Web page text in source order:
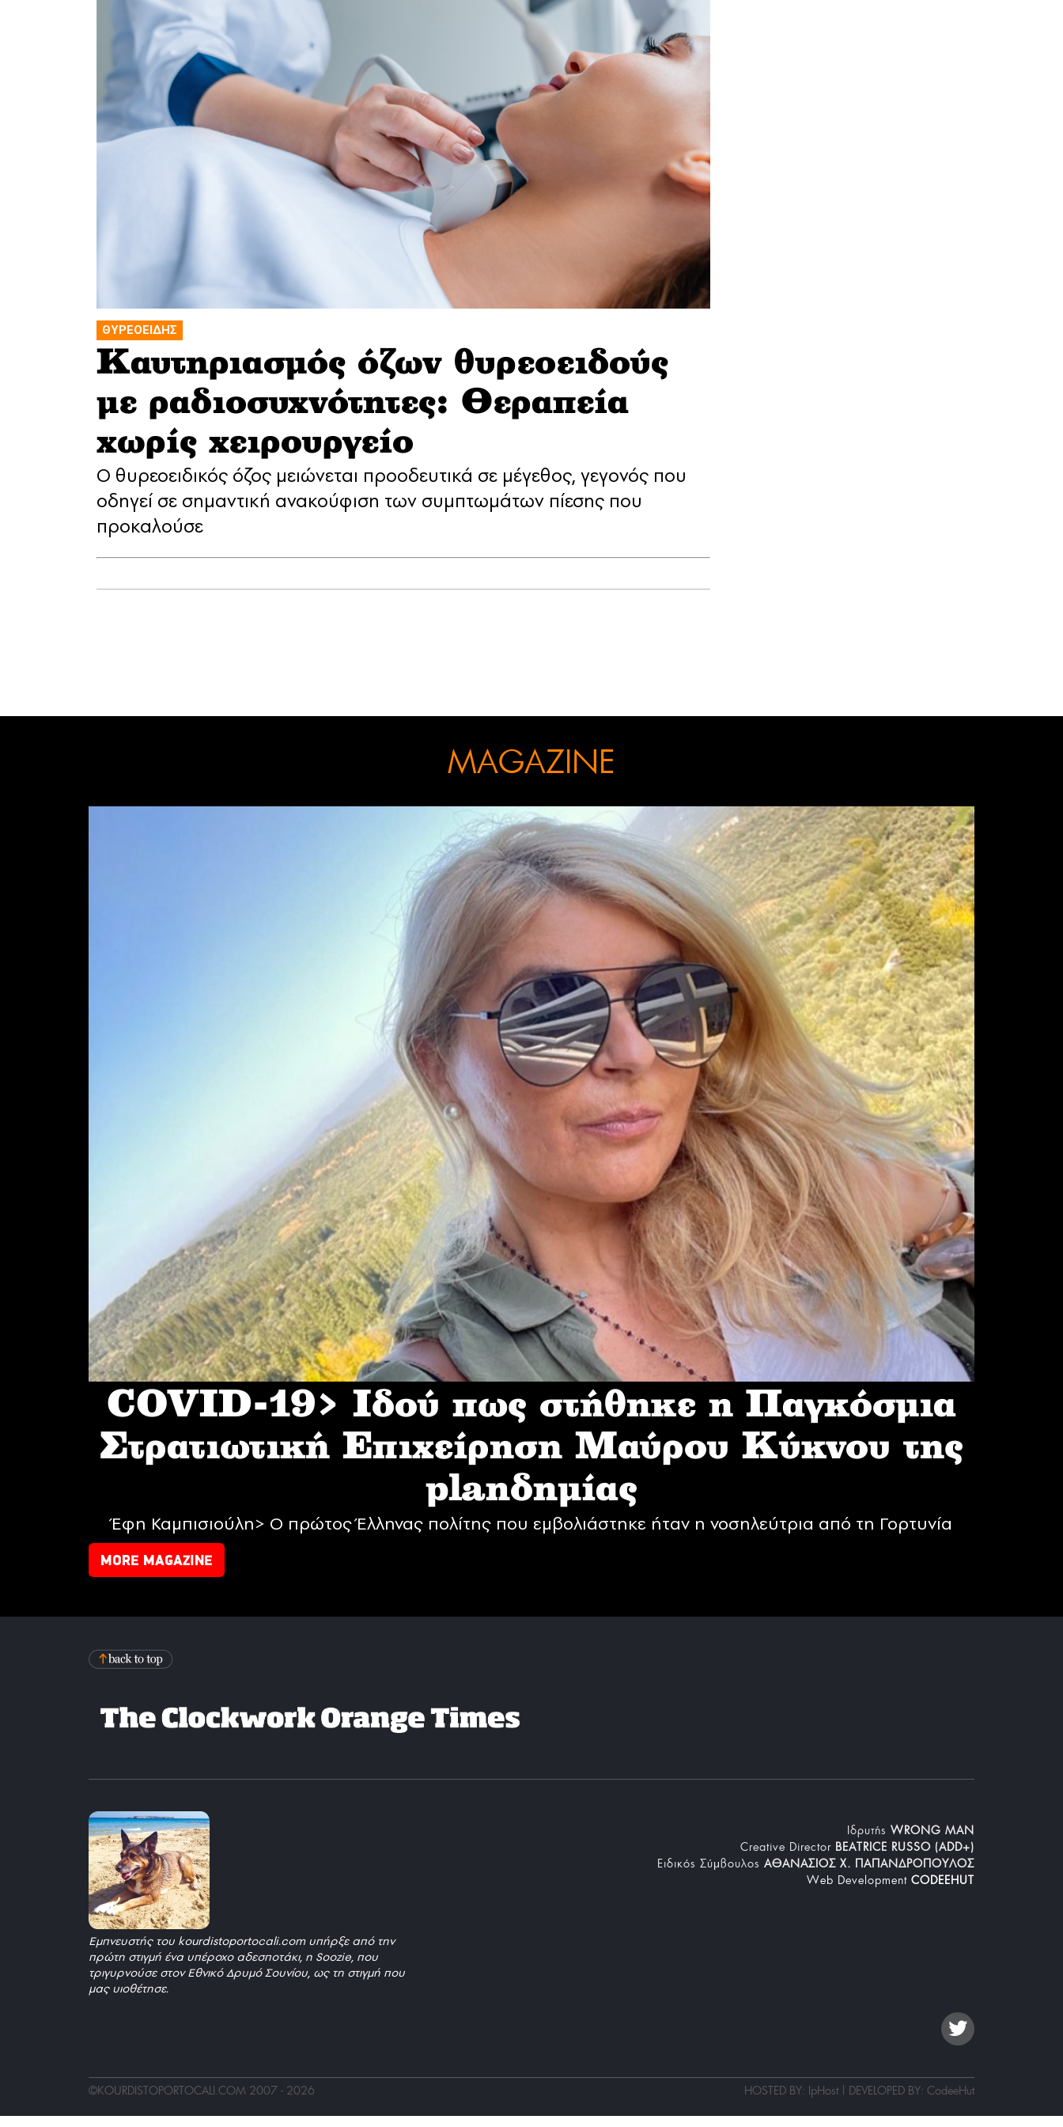
ΘΥΡΕΟΕΙΔΗΣ
Καυτηριασμός όζων θυρεοειδούς
με ραδιοσυχνότητες: Θεραπεία
χωρίς χειρουργείο
Ο θυρεοειδικός όζος μειώνεται προοδευτικά σε μέγεθος, γεγονός που
οδηγεί σε σημαντική ανακούφιση των συμπτωμάτων πίεσης που
προκαλούσε
MAGAZINE
COVID-19> Iδού πως στήθηκε η Παγκόσμια
Στρατιωτική Επιχείρηση Mαύρου Κύκνου της
planδημίας
Έφη Καμπισιούλη> Ο πρώτος Έλληνας πολίτης που εμβολιάστηκε ήταν η νοσηλεύτρια από τη Γορτυνία
MORE MAGAZINE
Εμπνευστής του kourdistoportocali.com υπήρξε από την
πρώτη στιγμή ένα υπέροχο αδεσποτάκι, η Soozie, που
τριγυρνούσε στον Εθνικό Δρυμό Σουνίου, ως τη στιγμή που
μας υιοθέτησε.
Iδρυτής WRONG MAN
Creative Director BEATRICE RUSSO (ADD+)
Ειδικός Σύμβουλος ΑΘΑΝΑΣΙΟΣ Χ. ΠΑΠΑΝΔΡΟΠΟΥΛΟΣ
Web Development CODEEHUT
©KOURDISTOPORTOCALI.COM 2007 - 2026 HOSTED BY: IpHost | DEVELOPED BY: CodeeHut